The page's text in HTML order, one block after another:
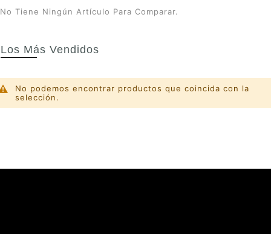
No Tiene Ningún Artículo Para Comparar.
Los Más Vendidos
No podemos encontrar productos que coincida con la
selección.